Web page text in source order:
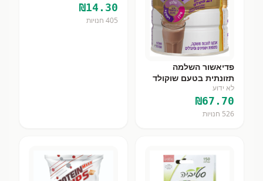
פדיאשור השלמה
תזונתית בטעם שוקולד
850 גר
לא ידוע
₪67.70
526 חנויות
₪14.30
405 חנויות